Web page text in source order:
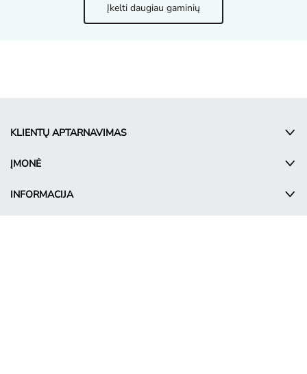
Įkelti daugiau gaminių
KLIENTŲ APTARNAVIMAS
ĮMONĖ
INFORMACIJA